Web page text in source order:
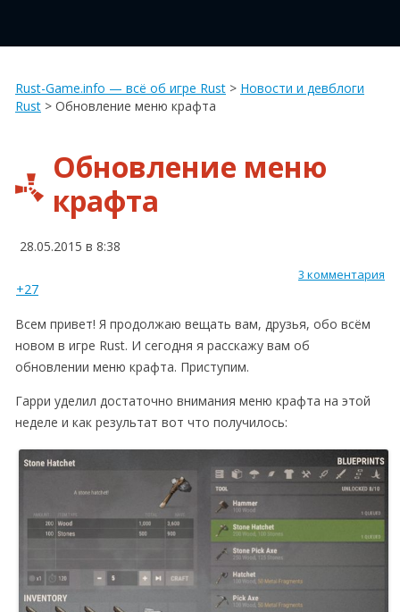
Rust-Game.info — всё об игре Rust > Новости и девблоги
Rust > Обновление меню крафта
Обновление меню
крафта
28.05.2015 в 8:38
3 комментария
+27
Всем привет! Я продолжаю вещать вам, друзья, обо всём
новом в игре Rust. И сегодня я расскажу вам об
обновлении меню крафта. Приступим.
Гарри уделил достаточно внимания меню крафта на этой
неделе и как результат вот что получилось: